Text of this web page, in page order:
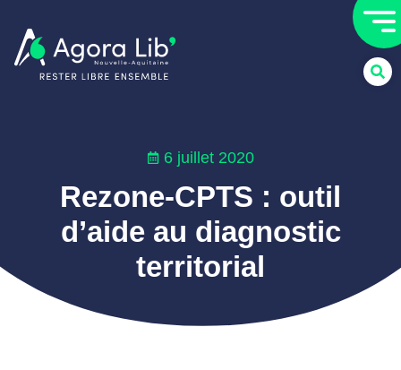
6 juillet 2020
Rezone-CPTS : outil
d’aide au diagnostic
territorial